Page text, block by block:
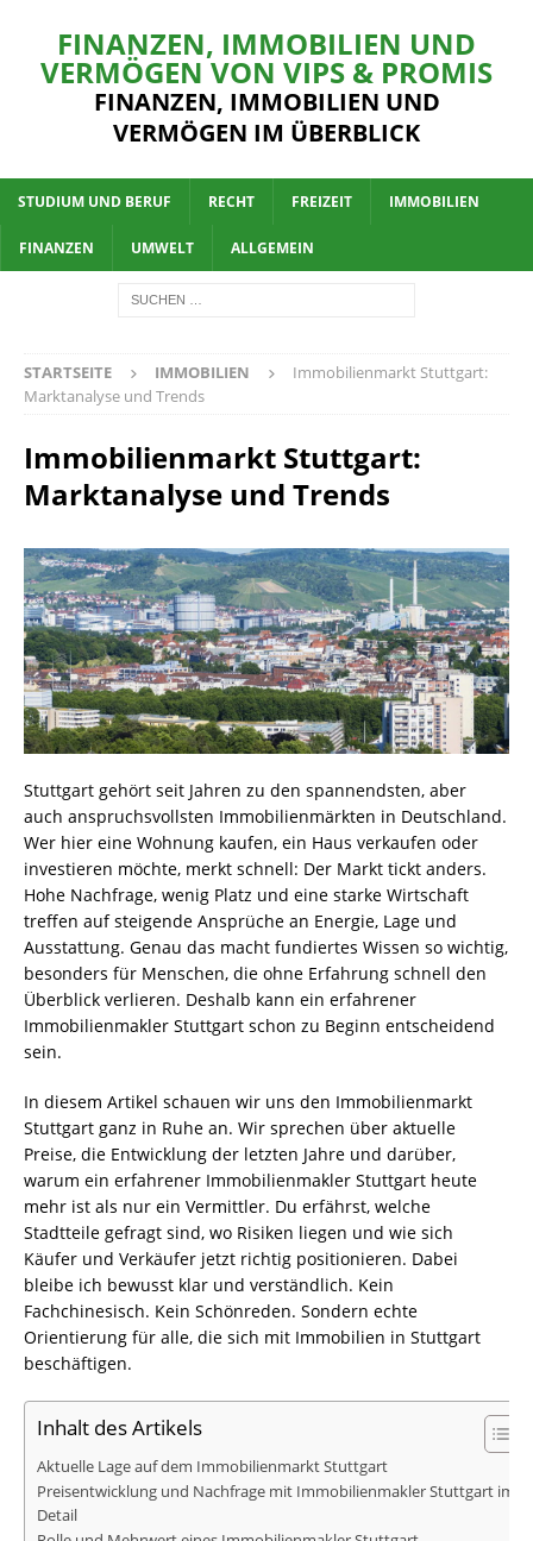
FINANZEN, IMMOBILIEN UND
VERMÖGEN VON VIPS & PROMIS
FINANZEN, IMMOBILIEN UND
VERMÖGEN IM ÜBERBLICK
STUDIUM UND BERUF RECHT FREIZEIT IMMOBILIEN
FINANZEN UMWELT ALLGEMEIN
STARTSEITE IMMOBILIEN
Immobilienmarkt Stuttgart:
Marktanalyse und Trends
Immobilienmarkt Stuttgart:
Marktanalyse und Trends
Stuttgart gehört seit Jahren zu den spannendsten, aber
auch anspruchsvollsten Immobilienmärkten in Deutschland.
Wer hier eine Wohnung kaufen, ein Haus verkaufen oder
investieren möchte, merkt schnell: Der Markt tickt anders.
Hohe Nachfrage, wenig Platz und eine starke Wirtschaft
treffen auf steigende Ansprüche an Energie, Lage und
Ausstattung. Genau das macht fundiertes Wissen so wichtig,
besonders für Menschen, die ohne Erfahrung schnell den
Überblick verlieren. Deshalb kann ein erfahrener
Immobilienmakler Stuttgart schon zu Beginn entscheidend
sein.
In diesem Artikel schauen wir uns den Immobilienmarkt
Stuttgart ganz in Ruhe an. Wir sprechen über aktuelle
Preise, die Entwicklung der letzten Jahre und darüber,
warum ein erfahrener Immobilienmakler Stuttgart heute
mehr ist als nur ein Vermittler. Du erfährst, welche
Stadtteile gefragt sind, wo Risiken liegen und wie sich
Käufer und Verkäufer jetzt richtig positionieren. Dabei
bleibe ich bewusst klar und verständlich. Kein
Fachchinesisch. Kein Schönreden. Sondern echte
Orientierung für alle, die sich mit Immobilien in Stuttgart
beschäftigen.
Inhalt des Artikels
Aktuelle Lage auf dem Immobilienmarkt Stuttgart
Preisentwicklung und Nachfrage mit Immobilienmakler Stuttgart im
Detail